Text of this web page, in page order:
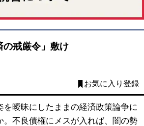
の戒厳令」敷け
お気に入り登録
を曖昧にしたままの経済政策論争に
。不良債権にメスが入れば、闇の勢